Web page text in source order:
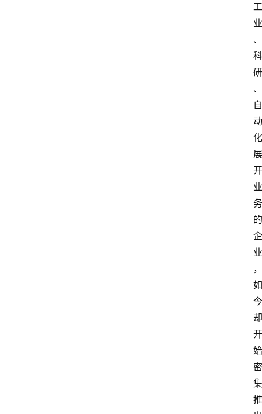
工
业
、
科
研
、
自
动
化
展
开
业
务
的
企
业
，
如
今
却
开
始
密
集
推